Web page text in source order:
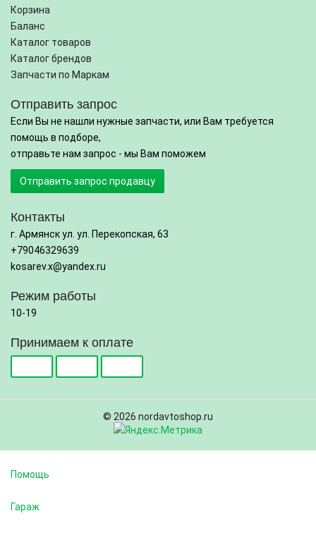
Корзина
Баланс
Каталог товаров
Каталог брендов
Запчасти по Маркам
Отправить запрос
Если Вы не нашли нужные запчасти, или Вам требуется
помощь в подборе,
отправьте нам запрос - мы Вам поможем
Отправить запрос продавцу
Контакты
г. Армянск ул. ул. Перекопская, 63
+79046329639
kosarev.x@yandex.ru
Режим работы
10-19
Принимаем к оплате
© 2026 nordavtoshop.ru
Помощь
Гараж